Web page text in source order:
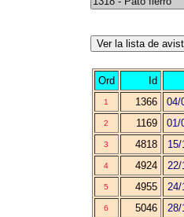
Ord Id
1 1366 04/
2 1169 01/
3 4818 15/
4 4924 22/
5 4955 24/
6 5046 28/